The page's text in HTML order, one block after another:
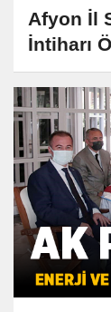
Afyon İl
İntiharı